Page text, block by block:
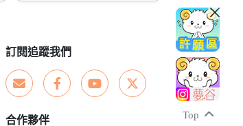
Top
訂閱追蹤我們
合作夥伴